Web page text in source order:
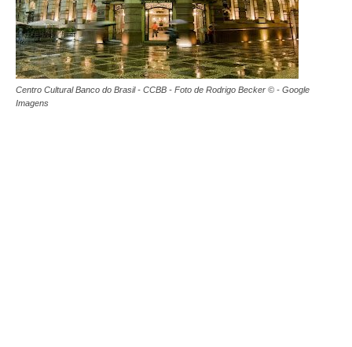
Centro Cultural Banco do Brasil - CCBB - Foto de Rodrigo Becker © - Google
Imagens